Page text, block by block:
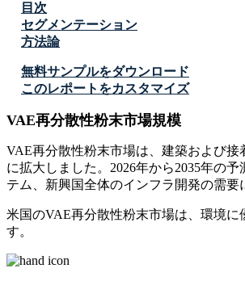
目次
セグメンテーション
方法論
無料サンプルをダウンロード
このレポートをカスタマイズ
VAE再分散性粉末市場規模
VAE再分散性粉末市場は、建築および接
に拡大しました。2026年から2035年の
テム、新興国全体のインフラ開発の需要
米国のVAE再分散性粉末市場は、環境
す。